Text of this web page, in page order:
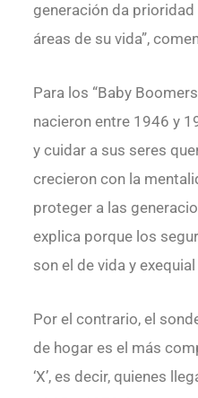
generación da
áreas de su vida”,
Para los “Baby
nacieron entre 1946 y
y cuidar a sus seres
crecieron con la
proteger a las
explica porque los
son el de vida y
Por el contrario, el
de hogar es el más
‘X’, es decir, quienes